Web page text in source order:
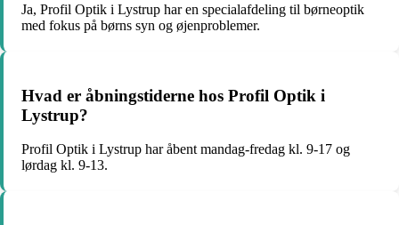
Ja, Profil Optik i Lystrup har en specialafdeling til børneoptik
med fokus på børns syn og øjenproblemer.
Hvad er åbningstiderne hos Profil Optik i
Lystrup?
Profil Optik i Lystrup har åbent mandag-fredag kl. 9-17 og
lørdag kl. 9-13.